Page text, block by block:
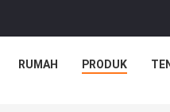
RUMAH PRODUK